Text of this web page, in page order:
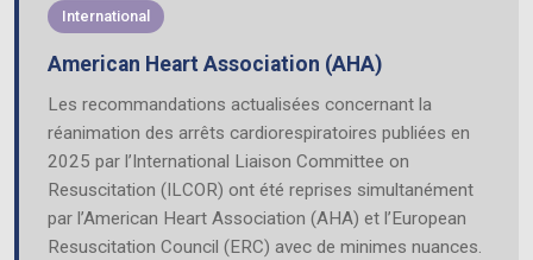
International
American Heart Association (AHA)
Les recommandations actualisées concernant la
réanimation des arrêts cardiorespiratoires publiées en
2025 par l’International Liaison Committee on
Resuscitation (ILCOR) ont été reprises simultanément
par l’American Heart Association (AHA) et l’European
Resuscitation Council (ERC) avec de minimes nuances.